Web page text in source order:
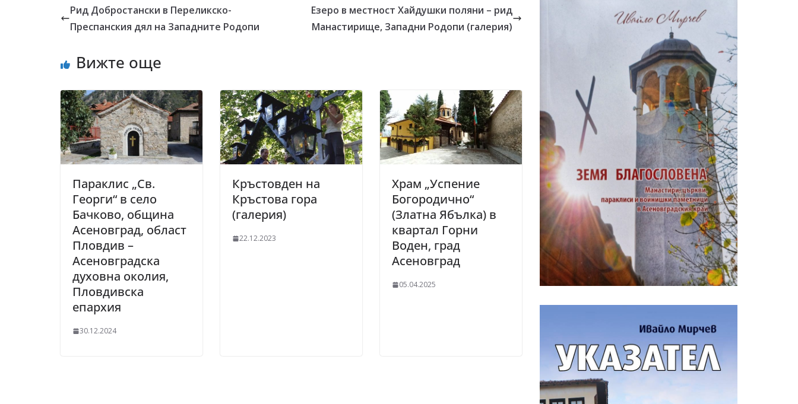
Рид Добростански в Переликско-
Преспанския дял на Западните Родопи
Езеро в местност Хайдушки поляни – рид
Манастирище, Западни Родопи (галерия)
Вижте още
Параклис „Св.
Георги“ в село
Бачково, община
Асеновград, област
Пловдив –
Асеновградска
духовна околия,
Пловдивска
епархия
30.12.2024
Кръстовден на
Кръстова гора
(галерия)
22.12.2023
Храм „Успение
Богородично“
(Златна Ябълка) в
квартал Горни
Воден, град
Асеновград
05.04.2025